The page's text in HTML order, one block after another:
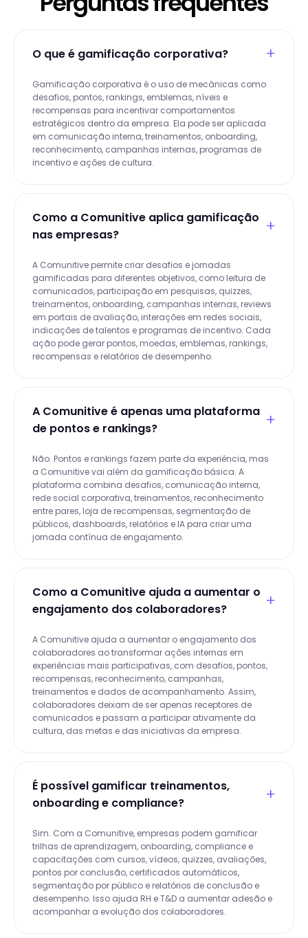
O que é gamificação corporativa?
Gamificação corporativa é o uso de mecânicas como
desafios, pontos, rankings, emblemas, níveis e
recompensas para incentivar comportamentos
estratégicos dentro da empresa. Ela pode ser aplicada
em comunicação interna, treinamentos, onboarding,
reconhecimento, campanhas internas, programas de
incentivo e ações de cultura.
Como a Comunitive aplica gamificação
nas empresas?
A Comunitive permite criar desafios e jornadas
gamificadas para diferentes objetivos, como leitura de
comunicados, participação em pesquisas, quizzes,
treinamentos, onboarding, campanhas internas, reviews
em portais de avaliação, interações em redes sociais,
indicações de talentos e programas de incentivo. Cada
ação pode gerar pontos, moedas, emblemas, rankings,
recompensas e relatórios de desempenho.
A Comunitive é apenas uma plataforma
de pontos e rankings?
Não. Pontos e rankings fazem parte da experiência, mas
a Comunitive vai além da gamificação básica. A
plataforma combina desafios, comunicação interna,
rede social corporativa, treinamentos, reconhecimento
entre pares, loja de recompensas, segmentação de
públicos, dashboards, relatórios e IA para criar uma
jornada contínua de engajamento.
Como a Comunitive ajuda a aumentar o
engajamento dos colaboradores?
A Comunitive ajuda a aumentar o engajamento dos
colaboradores ao transformar ações internas em
experiências mais participativas, com desafios, pontos,
recompensas, reconhecimento, campanhas,
treinamentos e dados de acompanhamento. Assim,
colaboradores deixam de ser apenas receptores de
comunicados e passam a participar ativamente da
cultura, das metas e das iniciativas da empresa.
É possível gamificar treinamentos,
onboarding e compliance?
Sim. Com a Comunitive, empresas podem gamificar
trilhas de aprendizagem, onboarding, compliance e
capacitações com cursos, vídeos, quizzes, avaliações,
pontos por conclusão, certificados automáticos,
segmentação por público e relatórios de conclusão e
desempenho. Isso ajuda RH e T&D a aumentar adesão e
acompanhar a evolução dos colaboradores.